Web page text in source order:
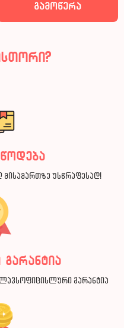
მისამართზე უსწრაფესად!
გარანტია